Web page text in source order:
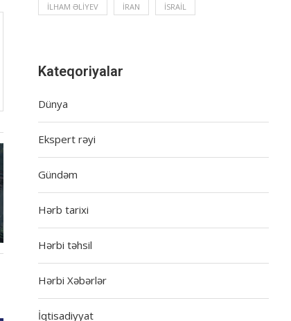
İLHAM ƏLIYEV İRAN İSRAIL
Kateqoriyalar
Dünya
Ekspert rəyi
Gündəm
Hərb tarixi
Hərbi təhsil
Hərbi Xəbərlər
İqtisadiyyat